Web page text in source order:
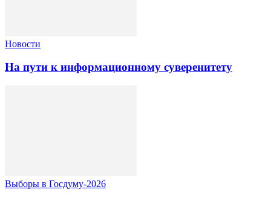
Новости
На пути к информационному суверенитету
Выборы в Госдуму-2026